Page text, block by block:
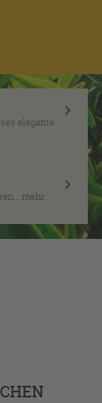
elegante
mehr